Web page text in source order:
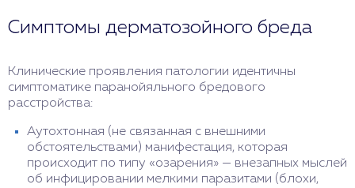
Симптомы дерматозойного бреда
Клинические проявления патологии идентичны
симптоматике паранойяльного бредового
расстройства:
Аутохтонная (не связанная с внешними
обстоятельствами) манифестация, которая
происходит по типу «озарения» — внезапных мыслей
об инфицировании мелкими паразитами (блохи,